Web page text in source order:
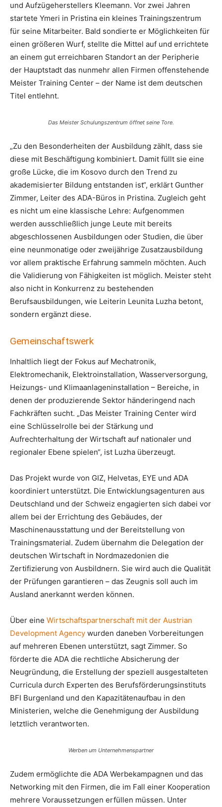
und Aufzügeherstellers Kleemann. Vor zwei Jahren
startete Ymeri in Pristina ein kleines Trainingszentrum
für seine Mitarbeiter. Bald sondierte er Möglichkeiten für
einen größeren Wurf, stellte die Mittel auf und errichtete
an einem gut erreichbaren Standort an der Peripherie
der Hauptstadt das nunmehr allen Firmen offenstehende
Meister Training Center – der Name ist dem deutschen
Titel entlehnt.
Das Meister Schulungszentrum öffnet seine Tore.
„Zu den Besonderheiten der Ausbildung zählt, dass sie
diese mit Beschäftigung kombiniert. Damit füllt sie eine
große Lücke, die im Kosovo durch den Trend zu
akademisierter Bildung entstanden ist“, erklärt Gunther
Zimmer, Leiter des ADA-Büros in Pristina. Zugleich geht
es nicht um eine klassische Lehre: Aufgenommen
werden ausschließlich junge Leute mit bereits
abgeschlossenen Ausbildungen oder Studien, die über
eine neunmonatige oder zweijährige Zusatzausbildung
vor allem praktische Erfahrung sammeln möchten. Auch
die Validierung von Fähigkeiten ist möglich. Meister steht
also nicht in Konkurrenz zu bestehenden
Berufsausbildungen, wie Leiterin Leunita Luzha betont,
sondern ergänzt diese.
Gemeinschaftswerk
Inhaltlich liegt der Fokus auf Mechatronik,
Elektromechanik, Elektroinstallation, Wasserversorgung,
Heizungs- und Klimaanlageninstallation – Bereiche, in
denen der produzierende Sektor händeringend nach
Fachkräften sucht. „Das Meister Training Center wird
eine Schlüsselrolle bei der Stärkung und
Aufrechterhaltung der Wirtschaft auf nationaler und
regionaler Ebene spielen“, ist Luzha überzeugt.
Das Projekt wurde von GIZ, Helvetas, EYE und ADA
koordiniert unterstützt. Die Entwicklungsagenturen aus
Deutschland und der Schweiz engagierten sich dabei vor
allem bei der Errichtung des Gebäudes, der
Maschinenausstattung und der Bereitstellung von
Trainingsmaterial. Zudem übernahm die Delegation der
deutschen Wirtschaft in Nordmazedonien die
Zertifizierung von Ausbildnern. Sie wird auch die Qualität
der Prüfungen garantieren – das Zeugnis soll auch im
Ausland anerkannt werden können.
Über eine Wirtschaftspartnerschaft mit der Austrian
Development Agency wurden daneben Vorbereitungen
auf mehreren Ebenen unterstützt, sagt Zimmer. So
förderte die ADA die rechtliche Absicherung der
Neugründung, die Erstellung der speziell ausgestalteten
Curricula durch Experten des Berufsförderungsinstituts
BFI Burgenland und den Kapazitätenaufbau in den
Ministerien, welche die Genehmigung der Ausbildung
letztlich verantworten.
Werben um Unternehmenspartner
Zudem ermöglichte die ADA Werbekampagnen und das
Networking mit den Firmen, die im Fall einer Kooperation
mehrere Voraussetzungen erfüllen müssen. Unter